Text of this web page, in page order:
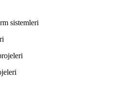
sistemleri